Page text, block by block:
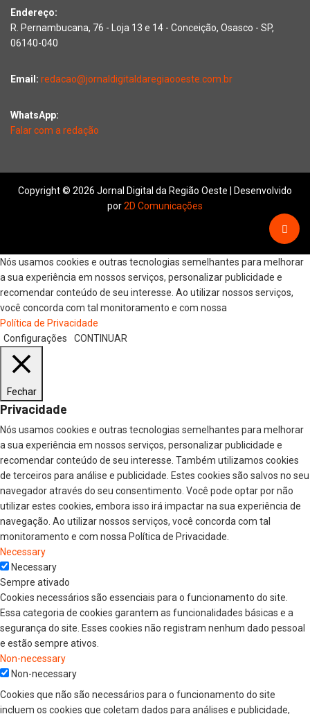
Endereço:
R. Pernambucana, 76 - Loja 13 e 14 - Conceição, Osasco - SP,
06140-040
Email: redacao@jornaldigitaldaregiaooeste.com.br
WhatsApp:
Falar com a redação
Copyright © 2026 Jornal Digital da Região Oeste | Desenvolvido
por2D Comunicações
Nós usamos cookies e outras tecnologias semelhantes para melhorar
a sua experiência em nossos serviços, personalizar publicidade e
recomendar conteúdo de seu interesse. Ao utilizar nossos serviços,
você concorda com tal monitoramento e com nossa
Política de Privacidade
Configurações
CONTINUAR
Fechar
Privacidade
Nós usamos cookies e outras tecnologias semelhantes para melhorar
a sua experiência em nossos serviços, personalizar publicidade e
recomendar conteúdo de seu interesse. Também utilizamos cookies
de terceiros para análise e publicidade. Estes cookies são salvos no seu
navegador através do seu consentimento. Você pode optar por não
utilizar estes cookies, embora isso irá impactar na sua experiência de
navegação. Ao utilizar nossos serviços, você concorda com tal
monitoramento e com nossa Política de Privacidade.
Necessary
Necessary
Sempre ativado
Cookies necessários são essenciais para o funcionamento do site.
Essa categoria de cookies garantem as funcionalidades básicas e a
segurança do site. Esses cookies não registram nenhum dado pessoal
e estão sempre ativos.
Non-necessary
Non-necessary
Cookies que não são necessários para o funcionamento do site
incluem os cookies que coletam dados para análises e publicidade,